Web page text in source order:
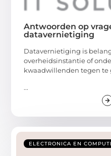
Antwoorden op
datavernietiging
Datavernietiging is
overheidsinstantie of
kwaadwillenden tegen te
...
ELECTRONICA EN